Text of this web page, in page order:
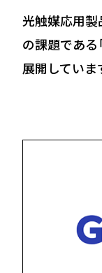
光触媒応用製
の課題である
展開していま